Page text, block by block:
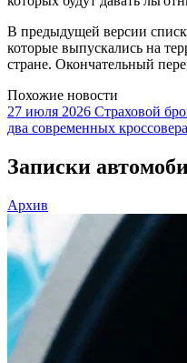
В предыдущей версии
которые выпускались на
стране. Окончательный
Похожие новости
27 июля 2026 Страховой
два современных кроссовера
Записки
Архив